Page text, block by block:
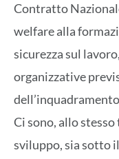
Contratto
welfare alla
sicurezza sul
organizzative
Ci sono, allo
sviluppo, sia sotto